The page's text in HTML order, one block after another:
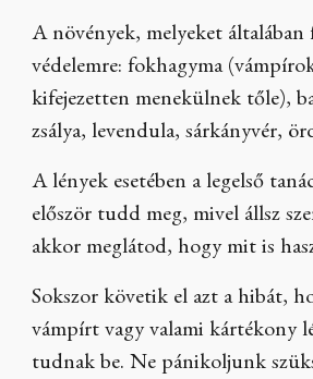
A növények, melyeket általában
védelemre: fokhagyma
kifejezetten menekülnek tőle),
zsálya, levendula, sárkányvér,
A lények esetében a legelső
először tudd meg, mivel állsz
akkor meglátod, hogy mit is
Sokszor követik el azt a hibát,
vámpírt vagy valami kártékony
tudnak be. Ne pánikoljunk